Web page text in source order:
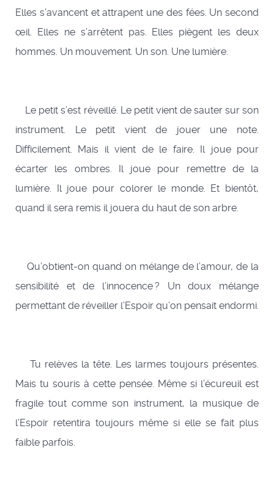
Elles s’avancent et attrapent une des fées. Un second
œil. Elles ne s’arrêtent pas. Elles piègent les deux
hommes. Un mouvement. Un son. Une lumière.
Le petit s’est réveillé. Le petit vient de sauter sur son
instrument. Le petit vient de jouer une note.
Difficilement. Mais il vient de le faire. Il joue pour
écarter les ombres. Il joue pour remettre de la
lumière. Il joue pour colorer le monde. Et bientôt,
quand il sera remis il jouera du haut de son arbre.
Qu’obtient-on quand on mélange de l’amour, de la
sensibilité et de l’innocence ? Un doux mélange
permettant de réveiller l’Espoir qu’on pensait endormi.
Tu relèves la tête. Les larmes toujours présentes.
Mais tu souris à cette pensée. Même si l’écureuil est
fragile tout comme son instrument, la musique de
l’Espoir retentira toujours même si elle se fait plus
faible parfois.